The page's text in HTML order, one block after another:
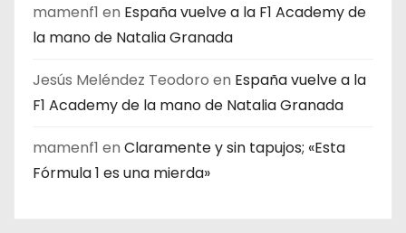
mamenf1 en España vuelve a la F1 Academy de
la mano de Natalia Granada
Jesús Meléndez Teodoro en España vuelve a la
F1 Academy de la mano de Natalia Granada
mamenf1 en Claramente y sin tapujos; «Esta
Fórmula 1 es una mierda»